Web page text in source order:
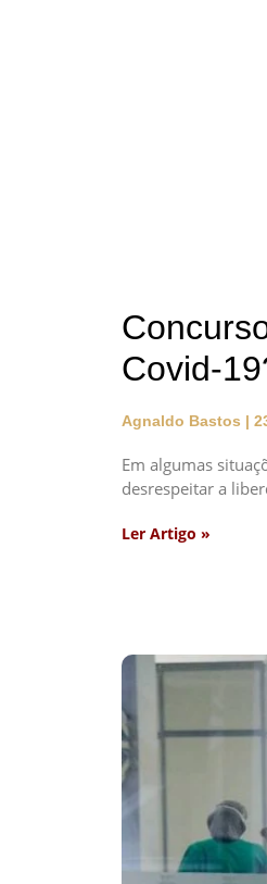
Covid-
Agnaldo Bastos
Em algumas
desrespeitar a
Ler Artigo »